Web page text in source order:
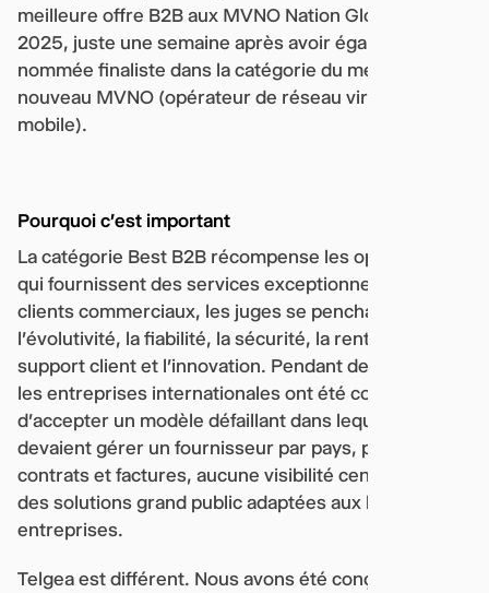
meilleure offre B2B aux MVNO Nation Global Awards
2025, juste une semaine après avoir également été
nommée finaliste dans la catégorie du meilleur
nouveau MVNO (opérateur de réseau virtuel
mobile).
Pourquoi c'est important
La catégorie Best B2B récompense les opérateurs
qui fournissent des services exceptionnels aux
clients commerciaux, les juges se penchant sur
l'évolutivité, la fiabilité, la sécurité, la rentabilité, le
support client et l'innovation. Pendant des années,
les entreprises internationales ont été contraintes
d'accepter un modèle défaillant dans lequel elles
devaient gérer un fournisseur par pays, plusieurs
contrats et factures, aucune visibilité centralisée et
des solutions grand public adaptées aux besoins des
entreprises.
Telgea est différent. Nous avons été conçus